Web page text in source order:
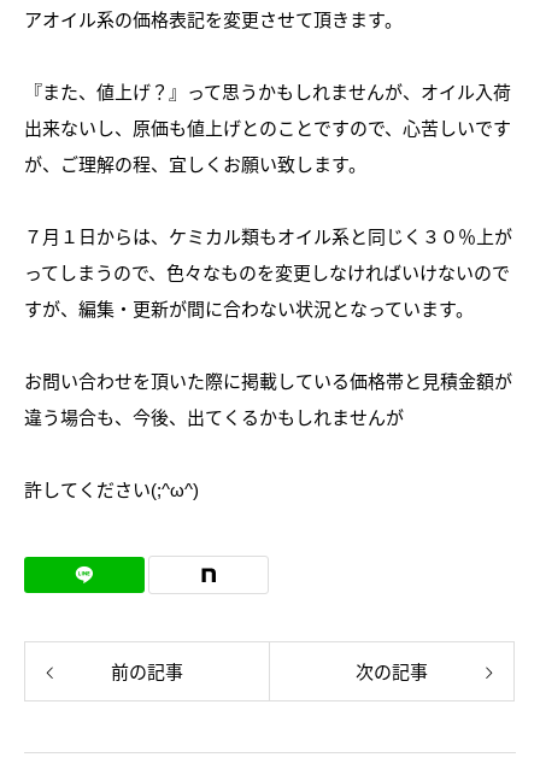
アオイル系の価格表記を変更させて頂きます。
『また、値上げ？』って思うかもしれませんが、オイル入荷
出来ないし、原価も値上げとのことですので、心苦しいです
が、ご理解の程、宜しくお願い致します。
７月１日からは、ケミカル類もオイル系と同じく３０％上が
ってしまうので、色々なものを変更しなければいけないので
すが、編集・更新が間に合わない状況となっています。
お問い合わせを頂いた際に掲載している価格帯と見積金額が
違う場合も、今後、出てくるかもしれませんが
許してください(;^ω^)
前の記事 次の記事